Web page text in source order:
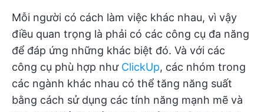
Mỗi người có cách làm việc khác nhau, vì vậy
điều quan trọng là phải có các công cụ đa năng
để đáp ứng những khác biệt đó. Và với các
công cụ phù hợp như ClickUp, các nhóm trong
các ngành khác nhau có thể tăng năng suất
bằng cách sử dụng các tính năng mạnh mẽ và